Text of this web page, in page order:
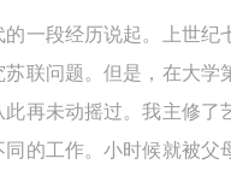
一段经历说起。上世纪
联问题。但是，在大
再未动摇过。我主修
同的工作。小时候就被